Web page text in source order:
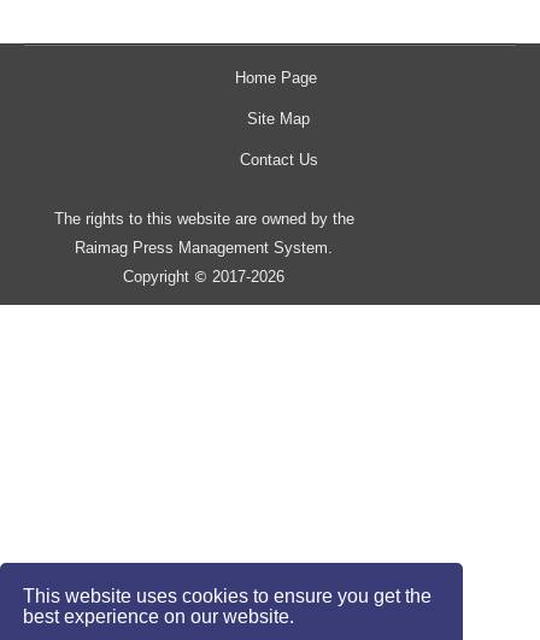
This website uses cookies to ensure you get the
best experience on our website.
Home Page
Site Map
Contact Us
The rights to this website are owned by the
Raimag Press Management System.
Copyright © 2017-2026